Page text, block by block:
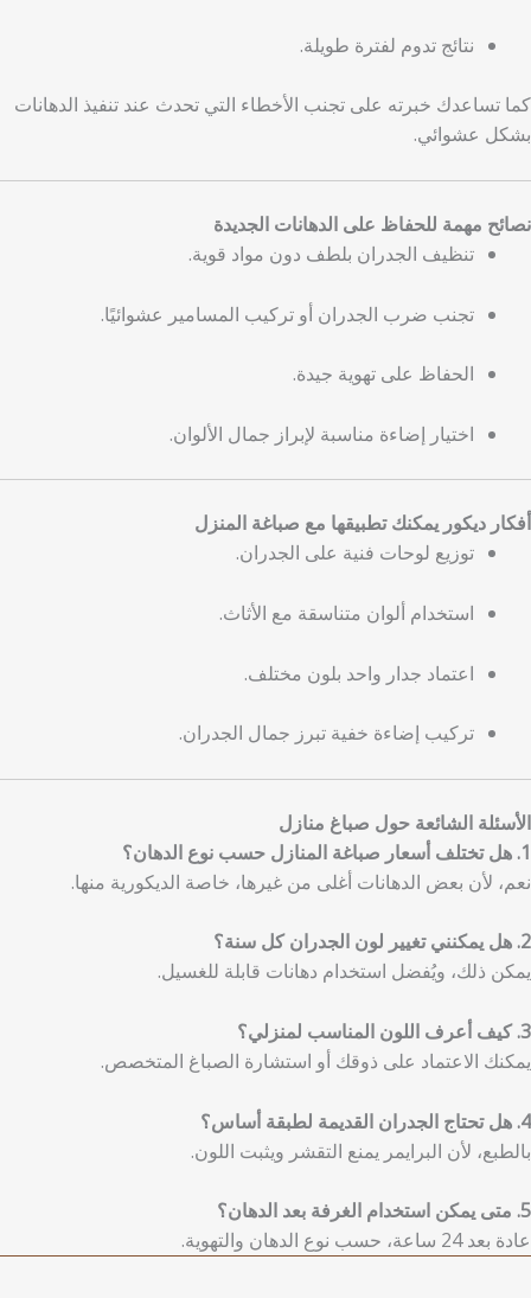
نتائج تدوم لفترة طويلة.
كما تساعدك خبرته على تجنب الأخطاء التي تحدث عند تنفيذ الدهانات
بشكل عشوائي.
نصائح مهمة للحفاظ على الدهانات الجديدة
تنظيف الجدران بلطف دون مواد قوية.
تجنب ضرب الجدران أو تركيب المسامير عشوائيًا.
الحفاظ على تهوية جيدة.
اختيار إضاءة مناسبة لإبراز جمال الألوان.
أفكار ديكور يمكنك تطبيقها مع صباغة المنزل
توزيع لوحات فنية على الجدران.
استخدام ألوان متناسقة مع الأثاث.
اعتماد جدار واحد بلون مختلف.
تركيب إضاءة خفية تبرز جمال الجدران.
الأسئلة الشائعة حول صباغ منازل
1. هل تختلف أسعار صباغة المنازل حسب نوع الدهان؟
نعم، لأن بعض الدهانات أغلى من غيرها، خاصة الديكورية منها.
2. هل يمكنني تغيير لون الجدران كل سنة؟
يمكن ذلك، ويُفضل استخدام دهانات قابلة للغسيل.
3. كيف أعرف اللون المناسب لمنزلي؟
يمكنك الاعتماد على ذوقك أو استشارة الصباغ المتخصص.
4. هل تحتاج الجدران القديمة لطبقة أساس؟
بالطبع، لأن البرايمر يمنع التقشر ويثبت اللون.
5. متى يمكن استخدام الغرفة بعد الدهان؟
عادة بعد 24 ساعة، حسب نوع الدهان والتهوية.